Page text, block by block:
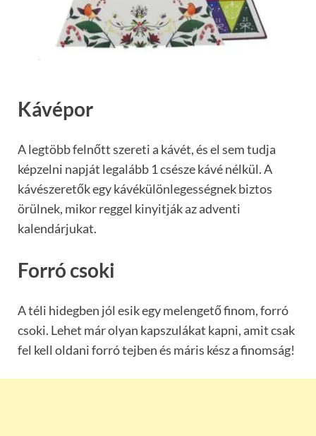
Kávépor
A legtöbb felnőtt szereti a kávét, és el sem tudja
képzelni napját legalább 1 csésze kávé nélkül. A
kávészeretők egy kávékülönlegességnek biztos
örülnek, mikor reggel kinyitják az adventi
kalendárjukat.
Forró csoki
A téli hidegben jól esik egy melengető finom, forró
csoki. Lehet már olyan kapszulákat kapni, amit csak
fel kell oldani forró tejben és máris kész a finomság!